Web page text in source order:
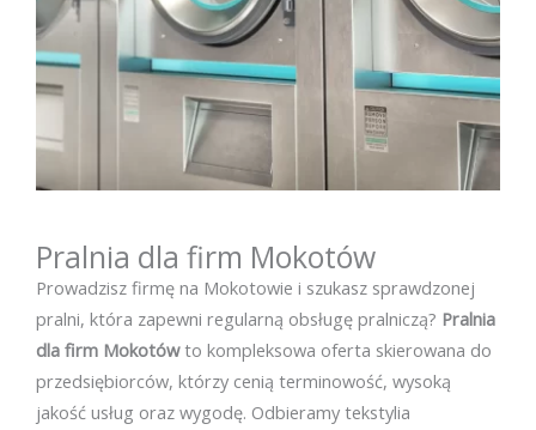
Pralnia dla firm Mokotów
Prowadzisz firmę na Mokotowie i szukasz sprawdzonej
pralni, która zapewni regularną obsługę pralniczą? Pralnia
dla firm Mokotówto kompleksowa oferta skierowana do
przedsiębiorców, którzy cenią terminowość, wysoką
jakość usług oraz wygodę. Odbieramy tekstylia